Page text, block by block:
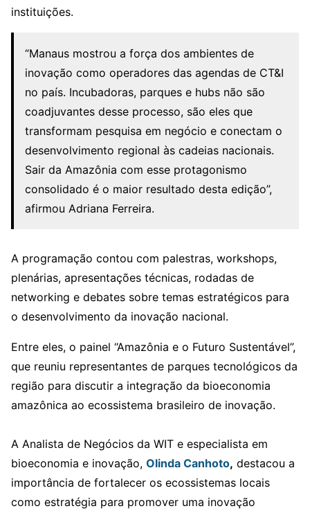
instituições.
“Manaus mostrou a força dos ambientes de
inovação como operadores das agendas de CT&I
no país. Incubadoras, parques e hubs não são
coadjuvantes desse processo, são eles que
transformam pesquisa em negócio e conectam o
desenvolvimento regional às cadeias nacionais.
Sair da Amazônia com esse protagonismo
consolidado é o maior resultado desta edição”,
afirmou Adriana Ferreira.
A programação contou com palestras, workshops,
plenárias, apresentações técnicas, rodadas de
networking e debates sobre temas estratégicos para
o desenvolvimento da inovação nacional.
Entre eles, o painel “Amazônia e o Futuro Sustentável”,
que reuniu representantes de parques tecnológicos da
região para discutir a integração da bioeconomia
amazônica ao ecossistema brasileiro de inovação.
A Analista de Negócios da WIT e especialista em
bioeconomia e inovação, Olinda Canhoto, destacou a
importância de fortalecer os ecossistemas locais
como estratégia para promover uma inovação